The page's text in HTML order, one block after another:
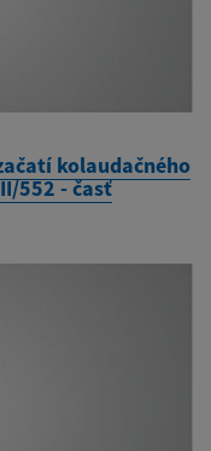
kolaudačného
552 - časť